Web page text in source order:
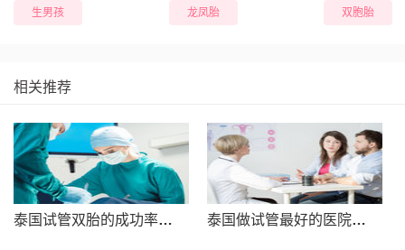
生男孩 龙凤胎 双胞胎
相关推荐
泰国试管双胎的成功率怎么样?试管费用及医院选择 泰国做试管最好的医院排名——泰国五大私立试管医院排名榜单